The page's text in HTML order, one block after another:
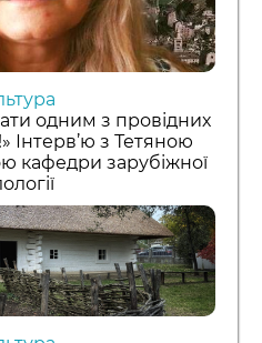
одним з провідних
Інтерв’ю з Тетяною
кафедри зарубіжної